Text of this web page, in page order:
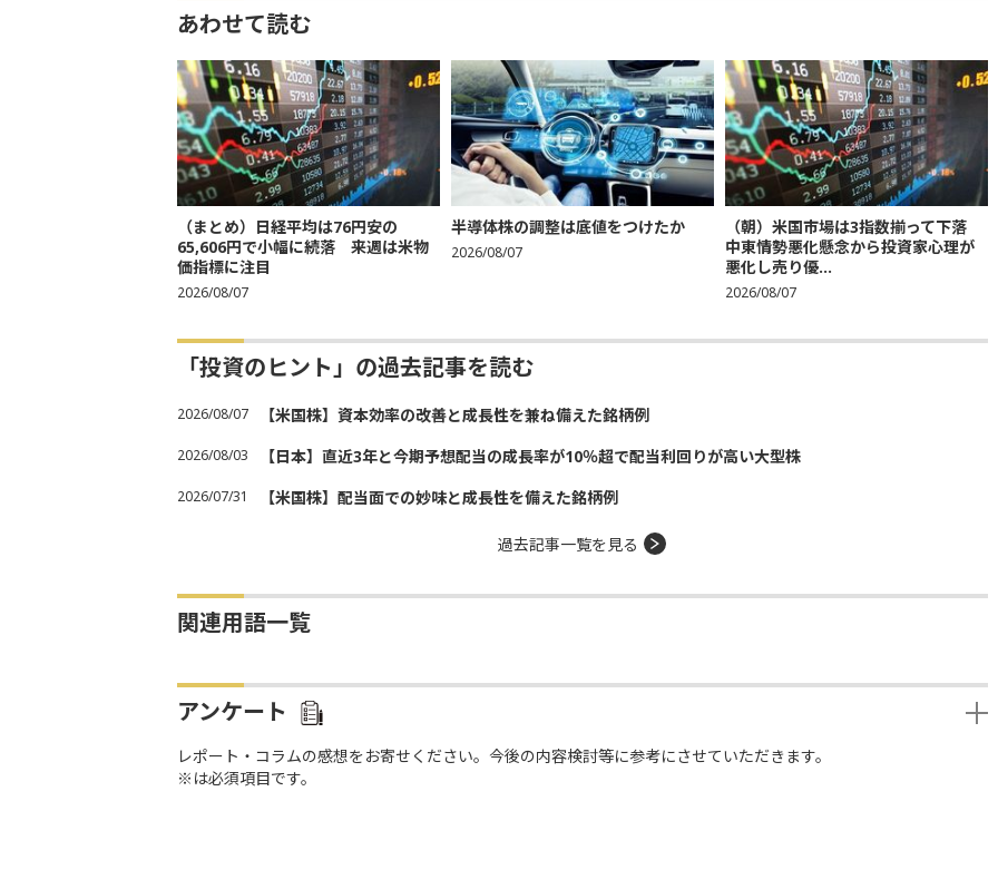
あわせて読む
（まとめ）日経平均は76円安の
65,606円で小幅に続落 来週は米物
価指標に注目
2026/08/07
半導体株の調整は底値をつけたか
2026/08/07
（朝）米国市場は3指数揃って下落
中東情勢悪化懸念から投資家心理が
悪化し売り優...
2026/08/07
「投資のヒント」の過去記事を読む
2026/08/07 【米国株】資本効率の改善と成長性を兼ね備えた銘柄例
2026/08/03 【日本】直近3年と今期予想配当の成長率が10％超で配当利回りが高い大型株
2026/07/31 【米国株】配当面での妙味と成長性を備えた銘柄例
過去記事一覧を見る
関連用語一覧
アンケート
レポート・コラムの感想をお寄せください。今後の内容検討等に参考にさせていただきます。
※は必須項目です。